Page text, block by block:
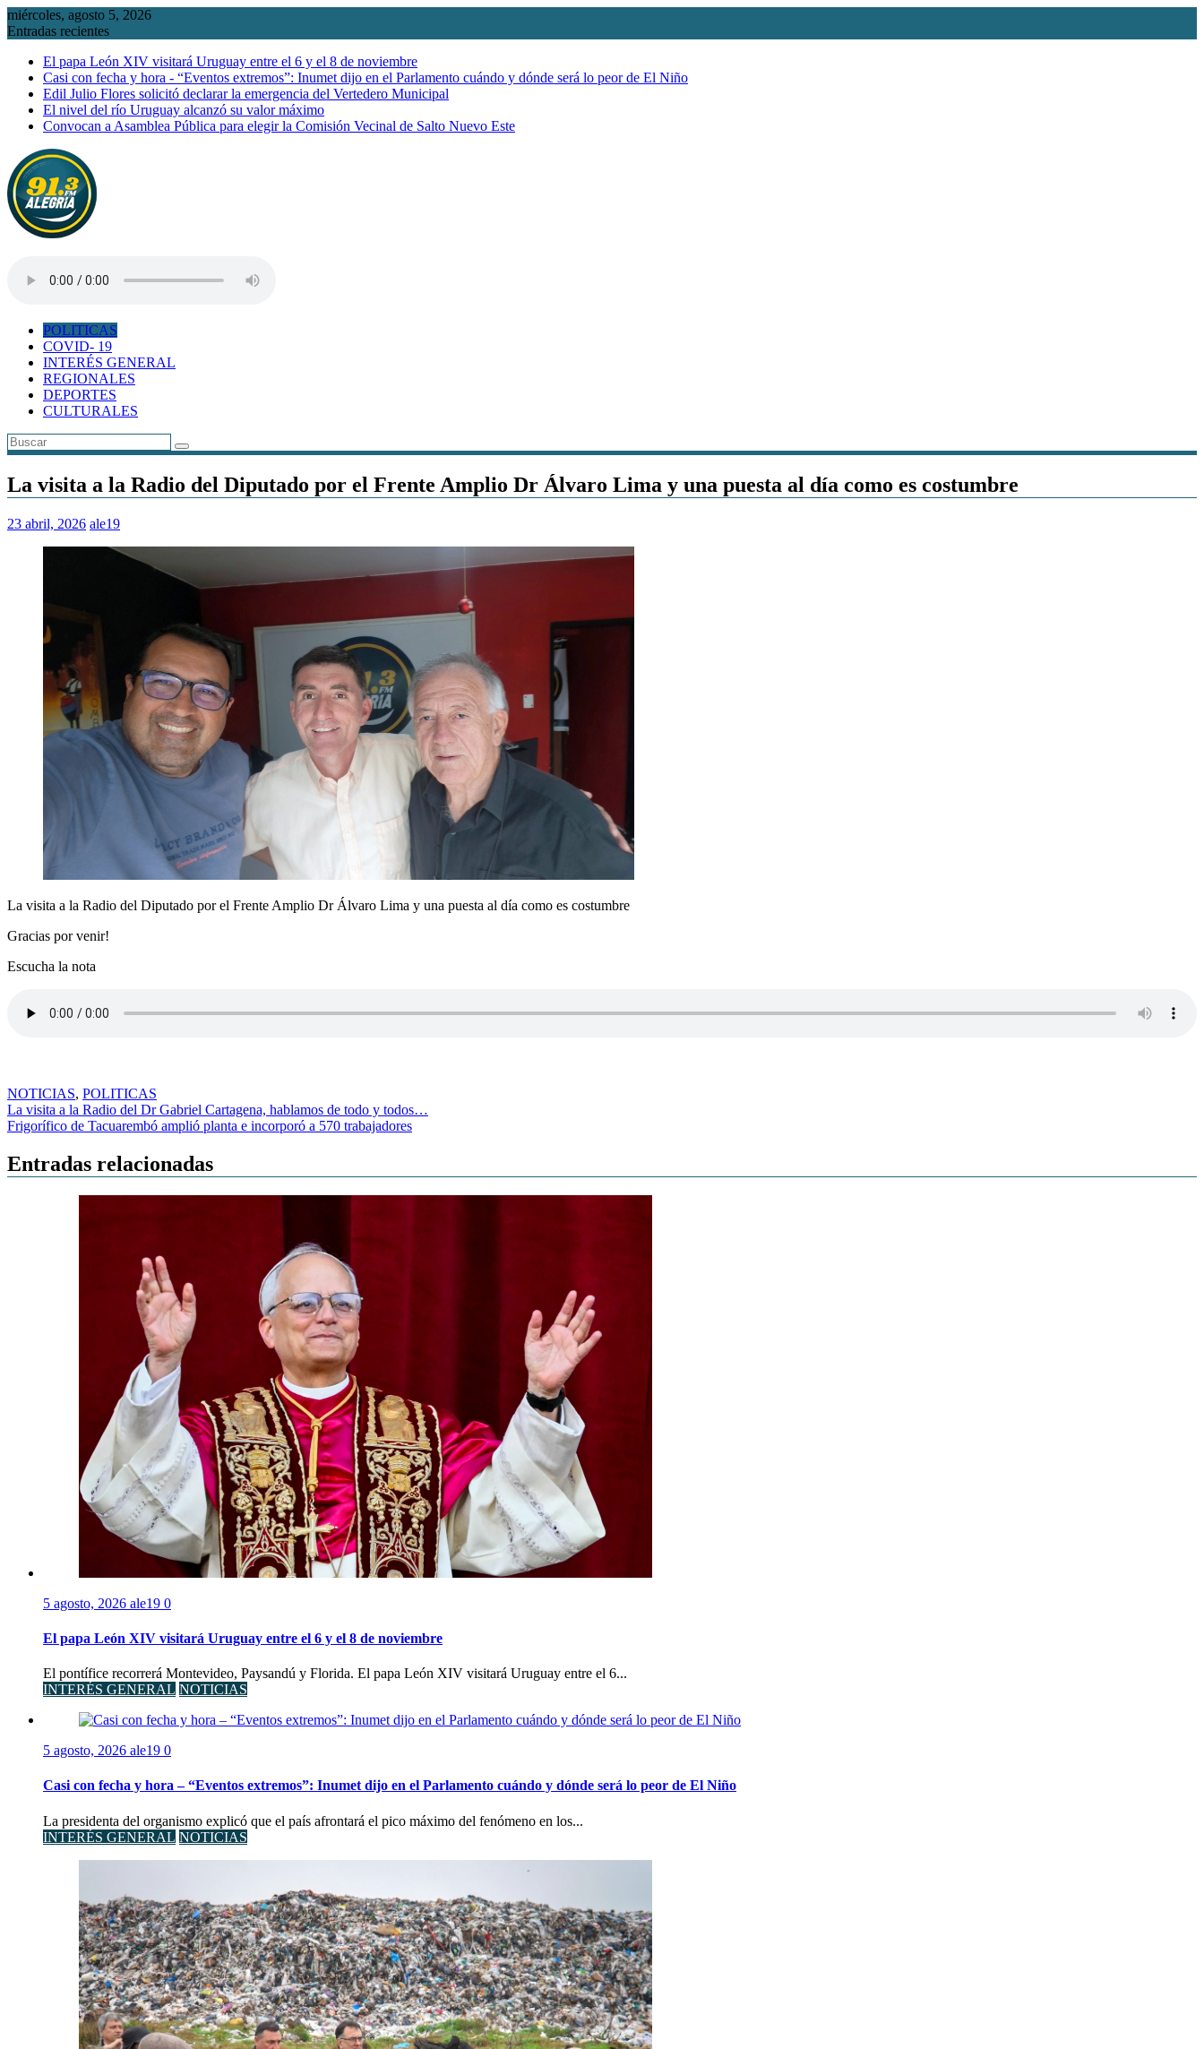
Saltar
al
miércoles, agosto 5, 2026
Entradas recientes
El papa León XIV visitará Uruguay entre el 6 y el 8 de noviembre
Casi con fecha y hora - “Eventos extremos”: Inumet dijo en el Parlamento cuándo y dónde será lo peor de El Niño
Edil Julio Flores solicitó declarar la emergencia del Vertedero Municipal
El nivel del río Uruguay alcanzó su valor máximo
Convocan a Asamblea Pública para elegir la Comisión Vecinal de Salto Nuevo Este
POLITICAS
COVID- 19
INTERÉS GENERAL
REGIONALES
DEPORTES
CULTURALES
La visita a la Radio del Diputado por el Frente Amplio Dr Álvaro Lima y una puesta al día como es costumbre
23 abril, 2026 ale19
La visita a la Radio del Diputado por el Frente Amplio Dr Álvaro Lima y una puesta al día como es costumbre
Gracias por venir!
Escucha la nota
NOTICIAS, POLITICAS
Navegación
de
entradas
La visita a la Radio del Dr Gabriel Cartagena, hablamos de todo y todos…
Frigorífico de Tacuarembó amplió planta e incorporó a 570 trabajadores
Entradas relacionadas
5 agosto, 2026 ale19 0
El papa León XIV visitará Uruguay entre el 6 y el 8 de noviembre
El pontífice recorrerá Montevideo, Paysandú y Florida. El papa León XIV visitará Uruguay entre el 6...
INTERÉS GENERAL NOTICIAS
5 agosto, 2026 ale19 0
Casi con fecha y hora – “Eventos extremos”: Inumet dijo en el Parlamento cuándo y dónde será lo peor de El Niño
La presidenta del organismo explicó que el país afrontará el pico máximo del fenómeno en los...
INTERÉS GENERAL NOTICIAS